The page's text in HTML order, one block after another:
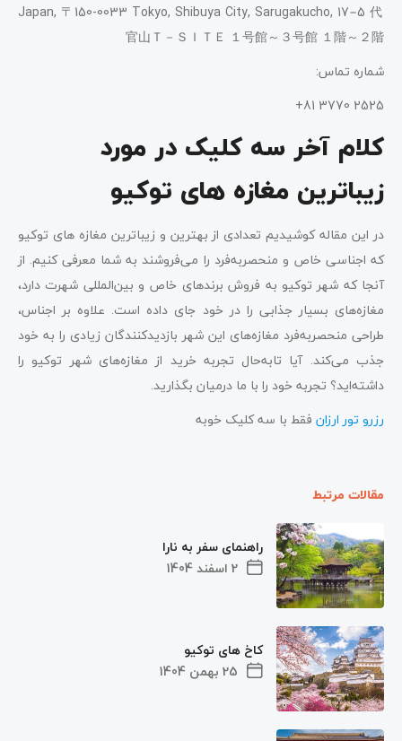
Japan, 〒150-0033 Tokyo, Shibuya City, Sarugakucho, 17−5 代
官山Ｔ－ＳＩＴＥ １号館～３号館 １階～２階
شماره تماس:
2525 3770 81+
کلام آخر سه کلیک در مورد
زیباترین مغازه های توکیو
در این مقاله کوشیدیم تعدادی از بهترین و زیباترین مغازه های توکیو
که اجناسی خاص و منحصربه‌فرد را می‌فروشند به شما معرفی کنیم. از
آنجا که شهر توکیو به فروش برندهای خاص و بین‌المللی شهرت دارد،
مغازه‌های بسیار جذابی را در خود جای داده است. علاوه بر اجناس،
طراحی منحصربه‌فرد مغازه‌های این شهر بازدیدکنندگان زیادی را به خود
جذب می‌کند. آیا تابه‌حال تجربه خرید از مغازه‌های شهر توکیو را
داشته‌اید؟ تجربه خود را با ما درمیان بگذارید.
رزرو تور ارزان فقط با سه کلیک خوبه
مقالات مرتبط
2 اسفند 1404
راهنمای سفر به نارا
25 بهمن 1404
کاخ های توکیو